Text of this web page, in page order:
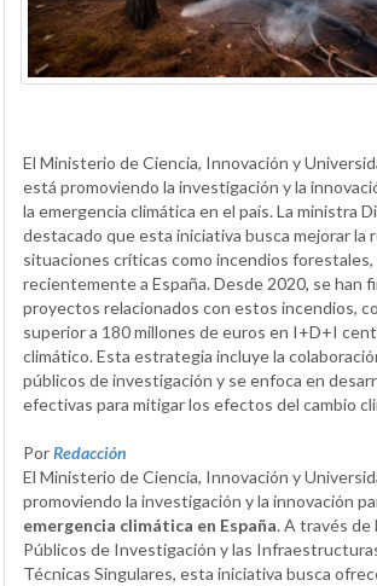
El Ministerio de Ciencia, Innovación y
está promoviendo la investigación y la
la emergencia climática en el país. La ministra
destacado que esta iniciativa busca mejorar la
situaciones críticas como incendios
recientemente a España. Desde 2020, se han
proyectos relacionados con estos incendios,
superior a 180 millones de euros en I+D+I
climático. Esta estrategia incluye la
públicos de investigación y se enfoca en
efectivas para mitigar los efectos del cambio
PorRedacción
El Ministerio de Ciencia, Innovación y
promoviendo la investigación y la innovación
emergencia climática en España. A través de
Públicos de Investigación y las
Técnicas Singulares, esta iniciativa busca